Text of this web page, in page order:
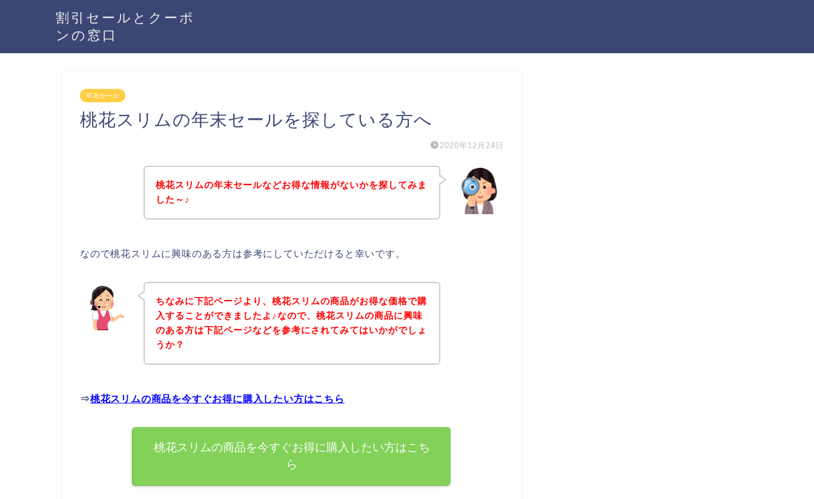
割引セールとクーポ
ンの窓口
年末セール
桃花スリムの年末セールを探している方へ
2020年12月24日
桃花スリムの年末セールなどお得な情報がないかを探してみま
した～♪
なので桃花スリムに興味のある方は参考にしていただけると幸いです。
ちなみに下記ページより、桃花スリムの商品がお得な価格で購
入することができましたよ♪なので、桃花スリムの商品に興味
のある方は下記ページなどを参考にされてみてはいかがでしょ
うか？
⇒桃花スリムの商品を今すぐお得に購入したい方はこちら
桃花スリムの商品を今すぐお得に購入したい方はこち
ら